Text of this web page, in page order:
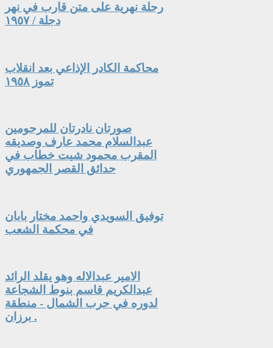
رحلة نهرية على متن قارب في نهر
دجلة / ١٩٥٧
محاكمة الكادر الإذاعي بعد انقلاب
تموز ١٩٥٨
صورتان نادرتان للمرحومين
عبدالسلام محمد عارف وصديقه
المقرب محمود شيت خطاب في
حدائق القصر الجمهوري
توفيق السويدي واحمد مختار بابان
في محكمة الشعب
الامير عبدالاله وهو يقلد الرائد
عبدالكريم قاسم بنوط الشجاعة
لدوره في حرب الشمال - منطقة
برزان .